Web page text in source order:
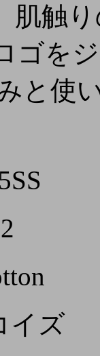
肌触
ゴを
と使
イズ